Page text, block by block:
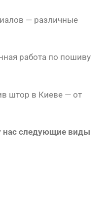
— различные
работа по пошиву
штор в Киеве — от
нас следующие виды